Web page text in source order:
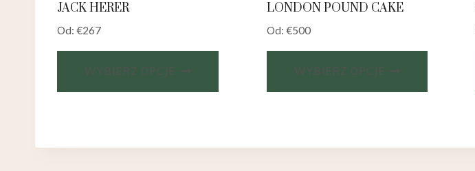
JACK HERER
Od: €267
WYBIERZ OPCJE
LONDON POUND CAKE
Od: €500
WYBIERZ OPCJE